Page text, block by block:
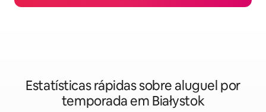
Estatísticas rápidas sobre aluguel por
temporada em Białystok